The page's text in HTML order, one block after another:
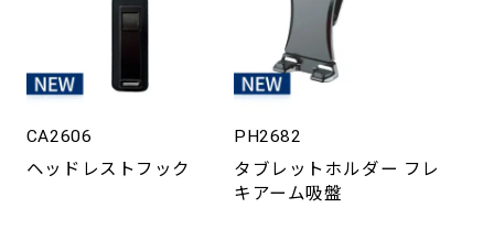
CA2606
ヘッドレストフック
PH2682
タブレットホルダー フレ
キアーム吸盤